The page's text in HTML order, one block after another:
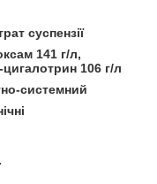
суспензії
141 г/л,
106 г/л
системний